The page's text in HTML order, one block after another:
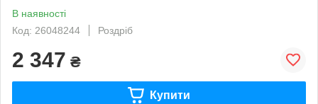
В наявності
Код: 26048244
Роздріб
2 347 ₴
Купити